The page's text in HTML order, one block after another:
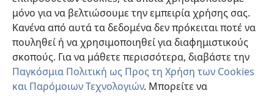
μόνο για να βελτιώσουμε την εμπειρία χρήσης σας.
Κανένα από αυτά τα δεδομένα δεν πρόκειται ποτέ να
πουληθεί ή να χρησιμοποιηθεί για διαφημιστικούς
σκοπούς. Για να μάθετε περισσότερα, διαβάστε την
Παγκόσμια Πολιτική ως Προς τη Χρήση των Cookies
και Παρόμοιων Τεχνολογιών. Μπορείτε να
νέο
παράθυρο)JW Library®
Βιβλιοθήκη της Σκοπιάς